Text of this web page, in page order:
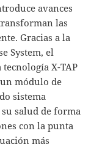
avances
las
Gracias a la
System, el
X-TAP
módulo de
sistema
salud de forma
con la punta
más